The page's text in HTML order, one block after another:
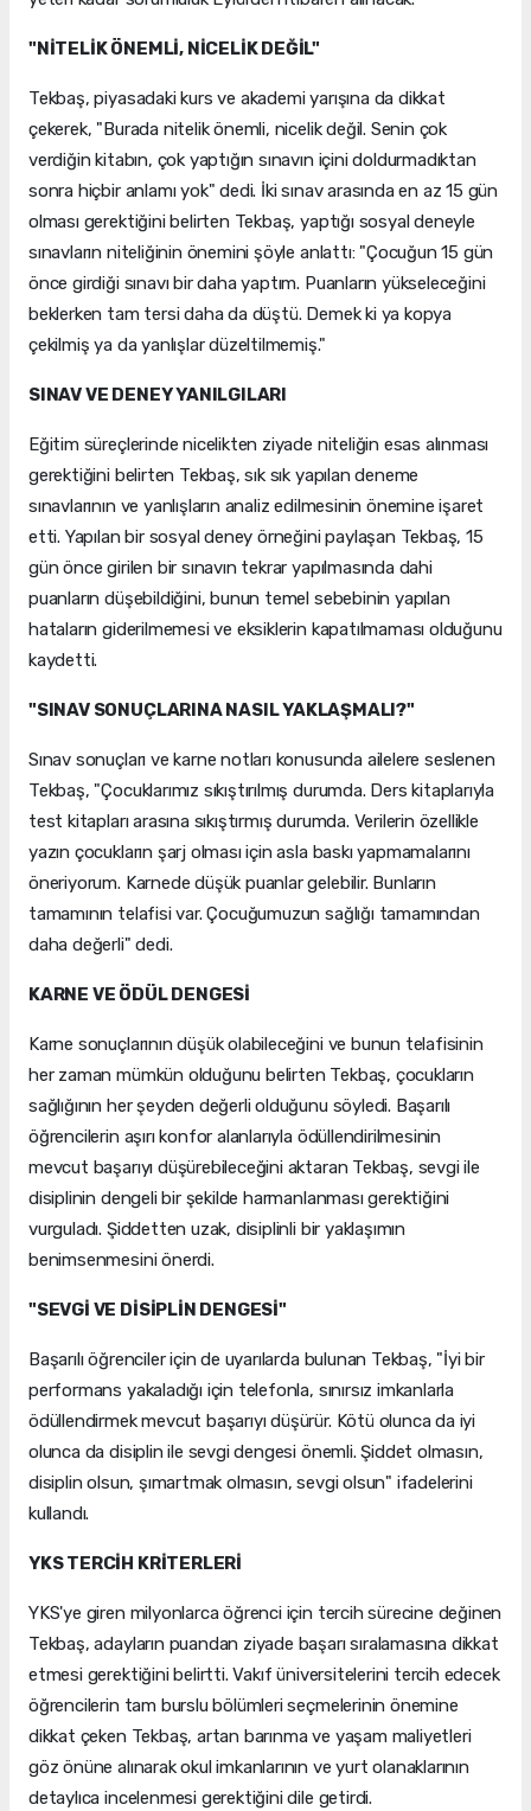
"NİTELİK ÖNEMLİ, NİCELİK DEĞİL"
Tekbaş, piyasadaki kurs ve akademi yarışına da dikkat
çekerek, "Burada nitelik önemli, nicelik değil. Senin çok
verdiğin kitabın, çok yaptığın sınavın içini doldurmadıktan
sonra hiçbir anlamı yok" dedi. İki sınav arasında en az 15 gün
olması gerektiğini belirten Tekbaş, yaptığı sosyal deneyle
sınavların niteliğinin önemini şöyle anlattı: "Çocuğun 15 gün
önce girdiği sınavı bir daha yaptım. Puanların yükseleceğini
beklerken tam tersi daha da düştü. Demek ki ya kopya
çekilmiş ya da yanlışlar düzeltilmemiş."
SINAV VE DENEY YANILGILARI
Eğitim süreçlerinde nicelikten ziyade niteliğin esas alınması
gerektiğini belirten Tekbaş, sık sık yapılan deneme
sınavlarının ve yanlışların analiz edilmesinin önemine işaret
etti. Yapılan bir sosyal deney örneğini paylaşan Tekbaş, 15
gün önce girilen bir sınavın tekrar yapılmasında dahi
puanların düşebildiğini, bunun temel sebebinin yapılan
hataların giderilmemesi ve eksiklerin kapatılmaması olduğunu
kaydetti.
"SINAV SONUÇLARINA NASIL YAKLAŞMALI?"
Sınav sonuçları ve karne notları konusunda ailelere seslenen
Tekbaş, "Çocuklarımız sıkıştırılmış durumda. Ders kitaplarıyla
test kitapları arasına sıkıştırmış durumda. Verilerin özellikle
yazın çocukların şarj olması için asla baskı yapmamalarını
öneriyorum. Karnede düşük puanlar gelebilir. Bunların
tamamının telafisi var. Çocuğumuzun sağlığı tamamından
daha değerli" dedi.
KARNE VE ÖDÜL DENGESİ
Karne sonuçlarının düşük olabileceğini ve bunun telafisinin
her zaman mümkün olduğunu belirten Tekbaş, çocukların
sağlığının her şeyden değerli olduğunu söyledi. Başarılı
öğrencilerin aşırı konfor alanlarıyla ödüllendirilmesinin
mevcut başarıyı düşürebileceğini aktaran Tekbaş, sevgi ile
disiplinin dengeli bir şekilde harmanlanması gerektiğini
vurguladı. Şiddetten uzak, disiplinli bir yaklaşımın
benimsenmesini önerdi.
"SEVGİ VE DİSİPLİN DENGESİ"
Başarılı öğrenciler için de uyarılarda bulunan Tekbaş, "İyi bir
performans yakaladığı için telefonla, sınırsız imkanlarla
ödüllendirmek mevcut başarıyı düşürür. Kötü olunca da iyi
olunca da disiplin ile sevgi dengesi önemli. Şiddet olmasın,
disiplin olsun, şımartmak olmasın, sevgi olsun" ifadelerini
kullandı.
YKS TERCİH KRİTERLERİ
YKS'ye giren milyonlarca öğrenci için tercih sürecine değinen
Tekbaş, adayların puandan ziyade başarı sıralamasına dikkat
etmesi gerektiğini belirtti. Vakıf üniversitelerini tercih edecek
öğrencilerin tam burslu bölümleri seçmelerinin önemine
dikkat çeken Tekbaş, artan barınma ve yaşam maliyetleri
göz önüne alınarak okul imkanlarının ve yurt olanaklarının
detaylıca incelenmesi gerektiğini dile getirdi.